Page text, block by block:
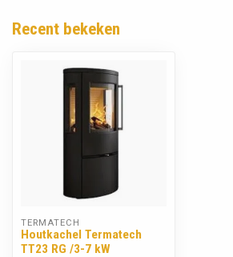
Recent bekeken
TERMATECH
Houtkachel Termatech
TT23 RG /3-7 kW